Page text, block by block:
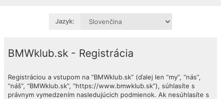
Jazyk:
BMWklub.sk - Registrácia
Registráciou a vstupom na “BMWklub.sk” (ďalej len “my”, “nás”,
“náš”, “BMWklub.sk”, “https://www.bmwklub.sk”), súhlasíte s
právnym vymedzením nasledujúcich podmienok. Ak nesúhlasíte s